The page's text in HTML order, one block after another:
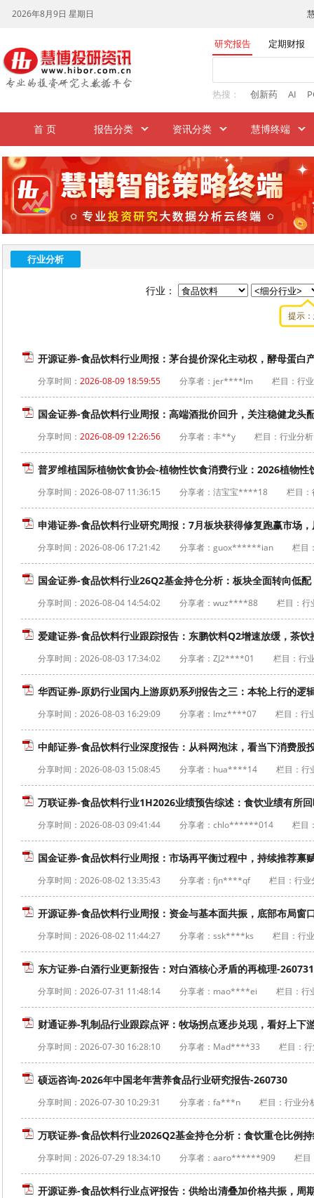
研究报告 定期财报
热搜： 创新药 AI
首 页 报告分类 资讯分类 慧博终端
行业分析
行业：
提示
开源证券-食品饮料行业周报：茅台提价深化主动权，酵母蛋白
分享时间： 2026-08-09 18:59:55 分享者：jer****lm 栏目：行
国金证券-食品饮料行业周报：高端酒批价回升，关注稳健龙头
分享时间： 2026-08-09 12:26:56 分享者：丰**y 栏目：行业分析
普罗维植国际植物饮食协会-植物性饮食消费行业：2026植物
分享时间： 2026-08-07 11:36:15 分享者：洁宝宝****18 栏目
申港证券-食品饮料行业研究周报：7月板块获得修复跑赢市场
分享时间： 2026-08-06 17:21:42 分享者：guox******ian 栏目
国金证券-食品饮料行业26Q2基金持仓分析：板块全面转向低
分享时间： 2026-08-04 14:54:02 分享者：wuz****88 栏目：行
爱建证券-食品饮料行业跟踪报告：东鹏饮料Q2增速放缓，茶
分享时间： 2026-08-03 17:34:02 分享者：ZJ2****01 栏目：行
华西证券-原奶行业国内上游原奶系列报告之三：本轮上行的逻
分享时间： 2026-08-03 16:29:09 分享者：lmz****07 栏目：行
中邮证券-食品饮料行业深度报告：从科网泡沫，看当下消费股
分享时间： 2026-08-03 15:08:45 分享者：hua****14 栏目：行
万联证券-食品饮料行业1H2026业绩预告综述：食饮业绩有所
分享时间： 2026-08-03 09:41:44 分享者：chlo******014 栏目
国金证券-食品饮料行业周报：市场再平衡过程中，持续推荐禀
分享时间： 2026-08-02 13:35:43 分享者：fjn****qf 栏目：行业
开源证券-食品饮料行业周报：资金与基本面共振，底部布局窗
分享时间： 2026-08-02 11:44:27 分享者：ssk****ks 栏目：行
东方证券-白酒行业更新报告：对白酒核心矛盾的再梳理-260731
分享时间： 2026-07-31 11:48:14 分享者：mao****ei 栏目：行
财通证券-乳制品行业跟踪点评：牧场拐点逐步兑现，看好上下
分享时间： 2026-07-30 16:28:10 分享者：Mad****33 栏目：
硕远咨询-2026年中国老年营养食品行业研究报告-260730
分享时间： 2026-07-30 10:29:31 分享者：fa***n 栏目：行业分
万联证券-食品饮料行业2026Q2基金持仓分析：食饮重仓比例
分享时间： 2026-07-29 18:34:10 分享者：aaro******909 栏目
开源证券-食品饮料行业点评报告：供给出清叠加价格共振，周